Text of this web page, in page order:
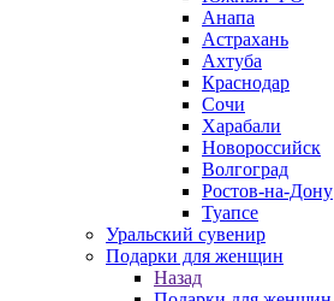
Анапа
Астрахань
Ахтуба
Краснодар
Сочи
Харабали
Новороссийск
Волгоград
Ростов-на-Дону
Туапсе
Уральский сувенир
Подарки для женщин
Назад